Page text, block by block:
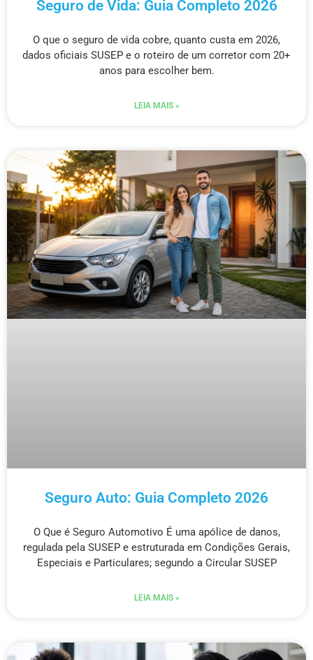
Seguro de Vida: Guia Completo 2026
O que o seguro de vida cobre, quanto custa em 2026,
dados oficiais SUSEP e o roteiro de um corretor com 20+
anos para escolher bem.
LEIA MAIS »
Seguro Auto: Guia Completo 2026
O Que é Seguro Automotivo É uma apólice de danos,
regulada pela SUSEP e estruturada em Condições Gerais,
Especiais e Particulares; segundo a Circular SUSEP
LEIA MAIS »